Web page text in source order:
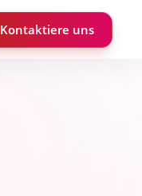
Kontaktiere uns